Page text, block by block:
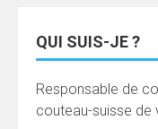
QUI SUIS-JE ?
Responsable de
couteau-suisse de